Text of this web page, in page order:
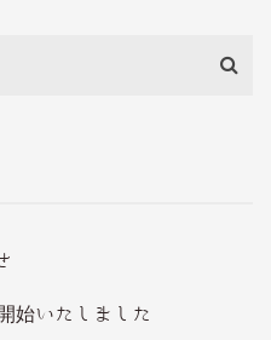
始いたしました